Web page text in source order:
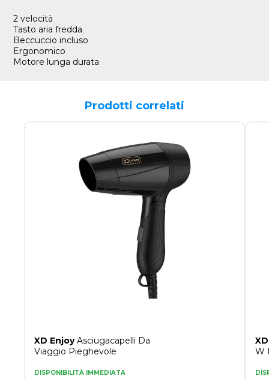
2 velocità
Tasto aria fredda
Beccuccio incluso
Ergonomico
Motore lunga durata
Prodotti correlati
XD EnjoyAsciugacapelli Da
Viaggio Pieghevole
DISPONIBILITÀ IMMEDIATA
W